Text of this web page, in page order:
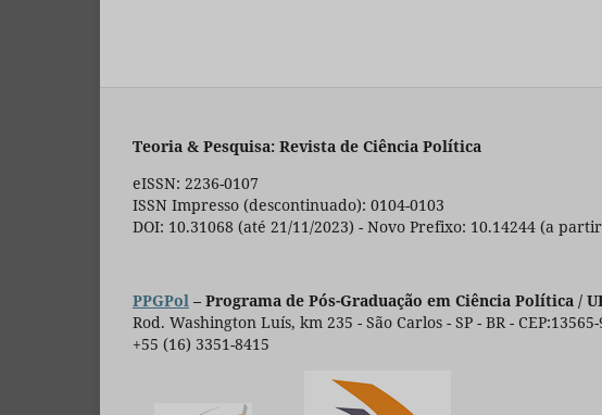
Teoria & Pesquisa: Revista de Ciência Política
eISSN: 2236-0107
ISSN Impresso (descontinuado): 0104-0103
DOI: 10.31068 (até 21/11/2023) - Novo Prefixo: 10.14244 (a
PPGPol – Programa de Pós-Graduação em Ciência Política /
Rod. Washington Luís, km 235 - São Carlos - SP - BR - CEP:13565-
+55 (16) 3351-8415